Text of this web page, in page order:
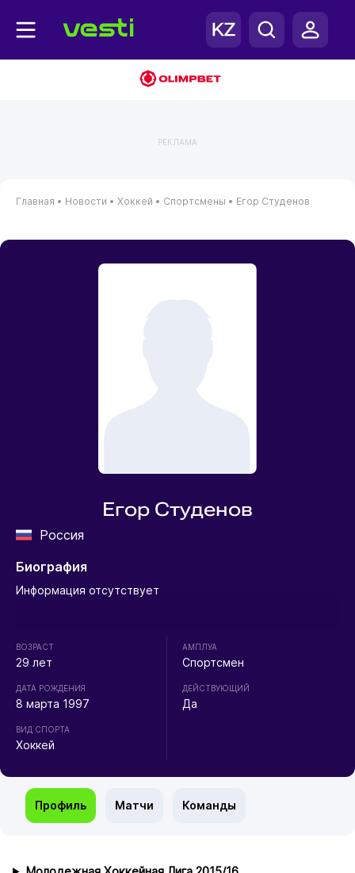
РЕКЛАМА
Главная • Новости • Хоккей • Спортсмены • Егор Студенов
Егор Студенов
Россия
Биография
Информация отсутствует
ВОЗРАСТ
29 лет
ДАТА РОЖДЕНИЯ
8 марта 1997
ВИД СПОРТА
Хоккей
АМПЛУА
Спортсмен
ДЕЙСТВУЮЩИЙ
Да
Профиль Матчи Команды